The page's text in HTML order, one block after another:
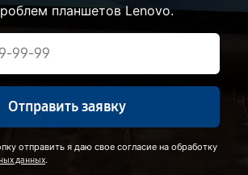
планшетов Lenovo.
Отправить заявку
отправить я даю свое согласие на обработку
данных.